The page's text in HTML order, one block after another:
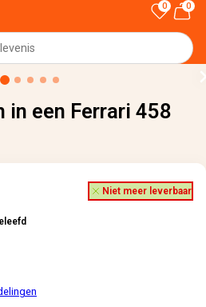
0 0
in een Ferrari 458 Spider
een Ferrari 458
Niet meer leverbaar